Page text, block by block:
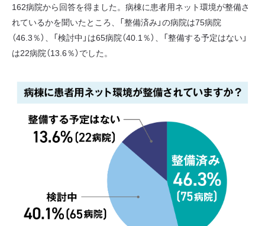
162病院から回答を得ました。病棟に患者用ネット環境が整備さ
れているかを聞いたところ、「整備済み」の病院は75病院
（46.3％）、「検討中」は65病院（40.1％）、「整備する予定はない」
は22病院（13.6％）でした。